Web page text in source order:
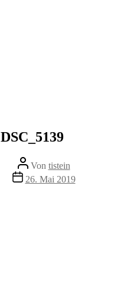
DSC_5139
Beitragsautor
Von tistein
Veröffentlichungsdatum
26. Mai 2019